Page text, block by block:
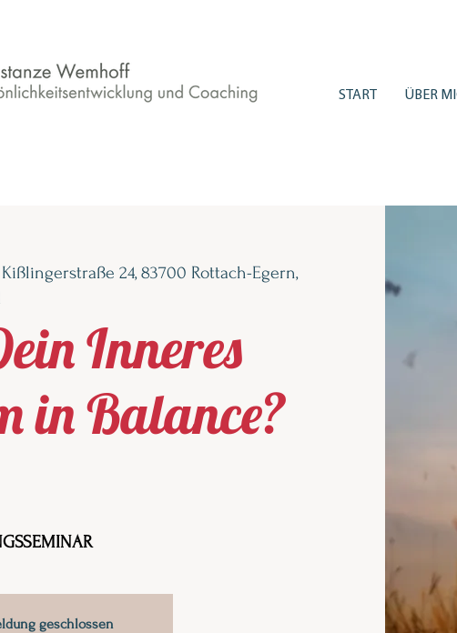
START ÜBER
Kißlingerstraße 24, 83700 Rottach-Egern,
Inneres
in Balance?
geschlossen